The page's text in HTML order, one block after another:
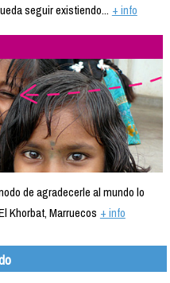
seguir existiendo... + info
de agradecerle al mundo lo
Khorbat, Marruecos + info